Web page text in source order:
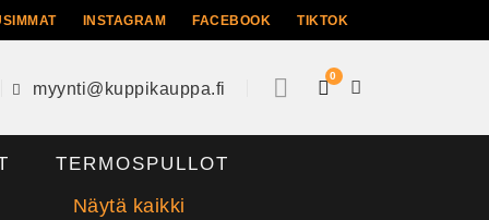
INSTAGRAM FACEBOOK TIKTOK
myynti@kuppikauppa.fi
0
TERMOSPULLOT
Näytä kaikki